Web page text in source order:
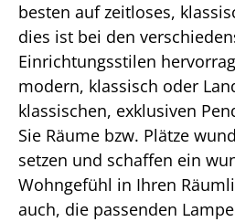
besten auf zeitloses,
dies ist bei den
Einrichtungsstilen
modern, klassisch oder
klassischen, exklusiven
Sie Räume bzw. Plätze
setzen und schaffen ein
Wohngefühl in Ihren
auch, die passenden